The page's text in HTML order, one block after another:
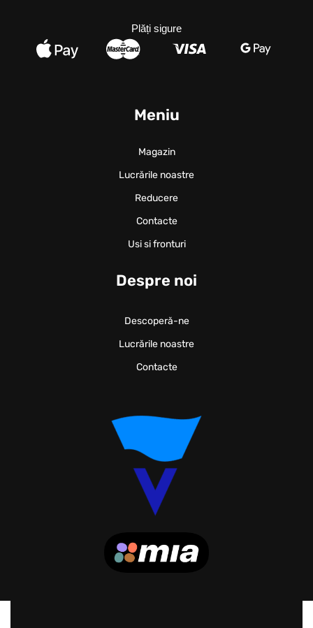
Meniu
Magazin
Lucrările noastre
Reducere
Contacte
Usi si fronturi
Despre noi
Descoperă-ne
Lucrările noastre
Contacte
Plăți sigure